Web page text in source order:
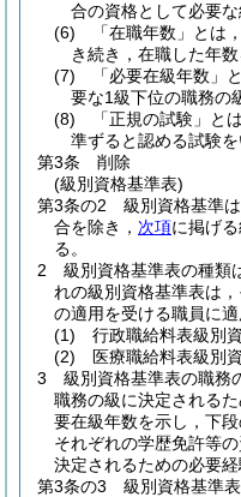
合の資格として必要な
(6)
「在職年数」とは
き続き，在職した年数
(7)
「必要在級年数」
要な1級下位の職務の
(8)
「正規の試験」と
準ずると認める試験を
第3条
削除
(級別資格基準表)
第3条の2
級別資格基準
合を除き， 次項に掲げ
る。
2
級別資格基準表の種類
れの級別資格基準表は
の適用を受ける職員に適
(1)
行政職給料表級別
(2)
医療職給料表級別
3
級別資格基準表の職務
職務の級に決定される
要在級年数を示し，下
それぞれの学歴免許等
決定されるための必要経
第3条の3
級別資格基準